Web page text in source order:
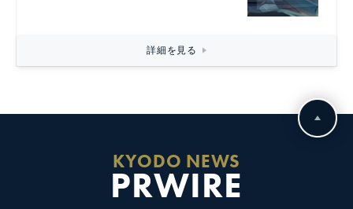
詳細を見る
KYODO NEWS
PRWIRE